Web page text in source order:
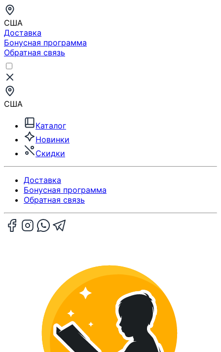
США
Доставка
Бонусная программа
Обратная связь
США
Каталог
Новинки
Скидки
Доставка
Бонусная программа
Обратная связь